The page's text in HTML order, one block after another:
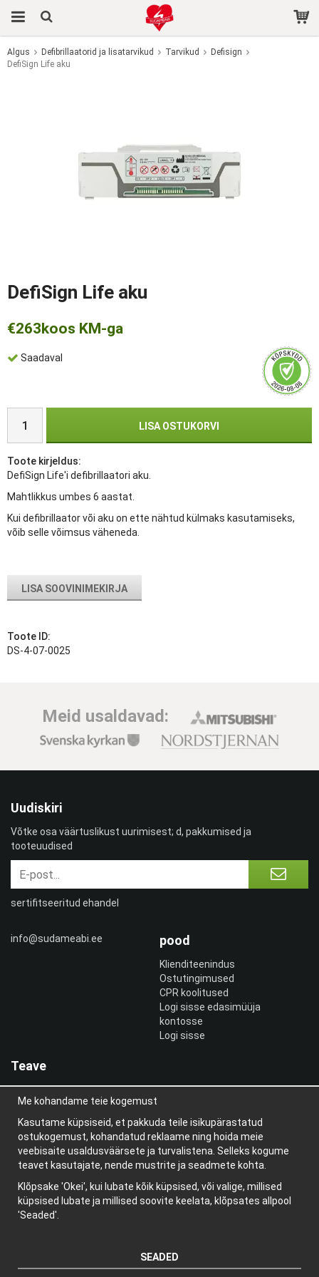
Algus Defibrillaatorid ja lisatarvikud Tarvikud
Defisign
DefiSign Life aku
DefiSign Life aku
€263koos KM-ga
Saadaval
LISA OSTUKORVI
Toote kirjeldus:
DefiSign Life'i defibrillaatori aku.
Mahtlikkus umbes 6 aastat.
Kui defibrillaator või aku on ette nähtud külmaks kasutamiseks,
võib selle võimsus väheneda.
LISA SOOVINIMEKIRJA
Toote ID:
DS-4-07-0025
Meid usaldavad:
info@sudameabi.ee pood
Klienditeenindus
Ostutingimused
CPR koolitused
Logi sisse edasimüüja
kontosse
Logi sisse
Teave
Meist
uudiskiri
Teave küpsiste kohta
Blogi
Uudiskiri
Võtke osa väärtuslikust uurimisest; d, pakkumised ja
tooteuudised
sertifitseeritud ehandel
Me kohandame teie kogemust
Kasutame küpsiseid, et pakkuda teile isikupärastatud
ostukogemust, kohandatud reklaame ning hoida meie
veebisaite usaldusväärsete ja turvalistena. Selleks kogume
teavet kasutajate, nende mustrite ja seadmete kohta.
Klõpsake 'Okei', kui lubate kõik küpsised, või valige, millised
küpsised lubate ja millised soovite keelata, klõpsates allpool
'Seaded'.
SEADED